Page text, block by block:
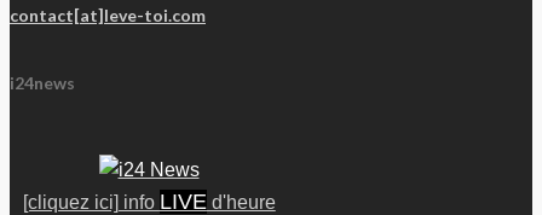
contact[at]leve-toi.com
i24news
[cliquez ici] info LIVE d'heure